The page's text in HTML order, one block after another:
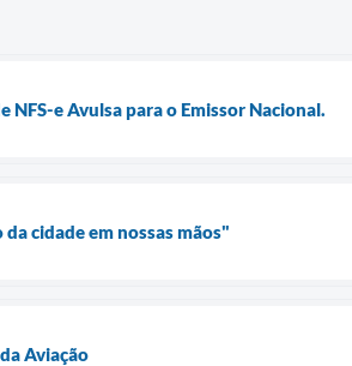
e Avulsa para o Emissor Nacional.
cidade em nossas mãos"
Aviação